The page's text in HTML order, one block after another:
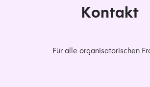
Kontakt
Für alle organisatorischen